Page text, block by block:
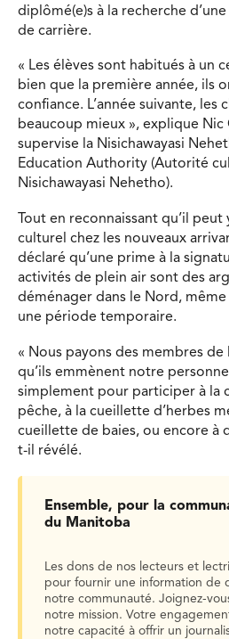
diplômé(e)s à la recherche
de carrière.
« Les élèves sont habitués à un
bien que la première année, ils
confiance. L’année suivante, les
beaucoup mieux », explique Nic
supervise la Nisichawayasi
Education Authority (Autorité
Nisichawayasi Nehetho).
Tout en reconnaissant qu’il
culturel chez les nouveaux
déclaré qu’une prime à la
activités de plein air sont des
déménager dans le Nord, même
une période temporaire.
« Nous payons des membres
qu’ils emmènent notre
simplement pour participer à la
pêche, à la cueillette d’herbes
cueillette de baies, ou encore à
t-il révélé.
Ensemble, pour la
du Manitoba
Les dons de nos lecteurs et
pour fournir une information de
notre communauté. Joignez-
notre mission. Votre
notre capacité à offrir un